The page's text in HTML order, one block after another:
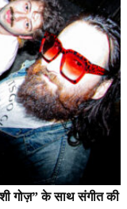
गोज़” के साथ संगीत की